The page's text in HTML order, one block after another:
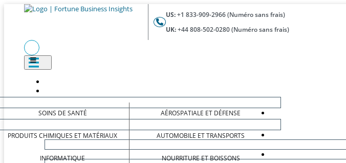
US:+1 833-909-2966 (Numéro sans frais)
UK:+44 808-502-0280 (Numéro sans frais)
SOINS DE SANTÉ
PRODUITS CHIMIQUES ET MATÉRIAUX
INFORMATIQUE
AÉROSPATIALE ET DÉFENSE
AUTOMOBILE ET TRANSPORTS
NOURRITURE ET BOISSONS